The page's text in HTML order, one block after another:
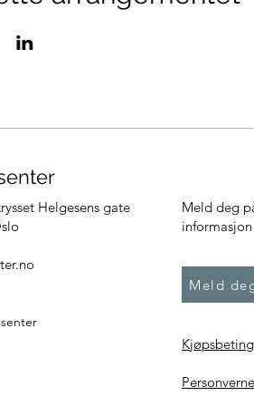
Helgesens gate
Meld deg
Meld